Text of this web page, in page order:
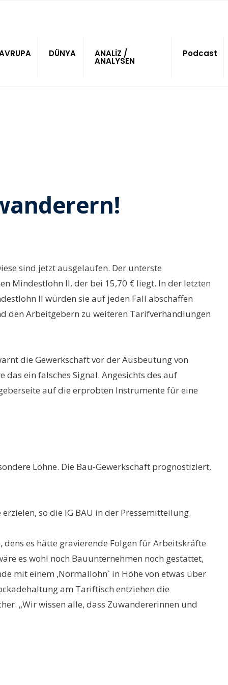
DÜNYA ANALİZ /
ANALYSEN
Podcast
sind jetzt ausgelaufen. Der unterste
Mindestlohn II, der bei 15,70 € liegt. In der letzten
II würden sie auf jeden Fall abschaffen
den Arbeitgebern zu weiteren Tarifverhandlungen
die Gewerkschaft vor der Ausbeutung von
ein falsches Signal. Angesichts des auf
auf die erprobten Instrumente für eine
Löhne. Die Bau-Gewerkschaft prognostiziert,
so die IG BAU in der Pressemitteilung.
es hätte gravierende Folgen für Arbeitskräfte
es wohl noch Bauunternehmen noch gestattet,
mit einem ,Normallohn` in Höhe von etwas über
am Tariftisch entziehen die
„Wir wissen alle, dass Zuwandererinnen und